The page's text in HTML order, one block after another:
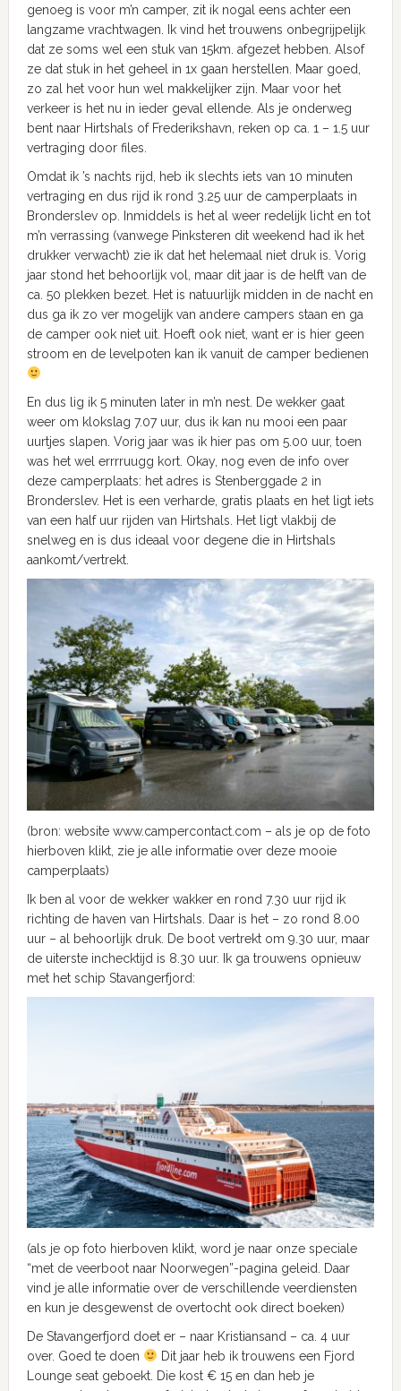
genoeg is voor m’n camper, zit ik nogal eens achter een
langzame vrachtwagen. Ik vind het trouwens onbegrijpelijk
dat ze soms wel een stuk van 15km. afgezet hebben. Alsof
ze dat stuk in het geheel in 1x gaan herstellen. Maar goed,
zo zal het voor hun wel makkelijker zijn. Maar voor het
verkeer is het nu in ieder geval ellende. Als je onderweg
bent naar Hirtshals of Frederikshavn, reken op ca. 1 – 1.5 uur
vertraging door files.
Omdat ik ’s nachts rijd, heb ik slechts iets van 10 minuten
vertraging en dus rijd ik rond 3.25 uur de camperplaats in
Bronderslev op. Inmiddels is het al weer redelijk licht en tot
m’n verrassing (vanwege Pinksteren dit weekend had ik het
drukker verwacht) zie ik dat het helemaal niet druk is. Vorig
jaar stond het behoorlijk vol, maar dit jaar is de helft van de
ca. 50 plekken bezet. Het is natuurlijk midden in de nacht en
dus ga ik zo ver mogelijk van andere campers staan en ga
de camper ook niet uit. Hoeft ook niet, want er is hier geen
stroom en de levelpoten kan ik vanuit de camper bedienen
En dus lig ik 5 minuten later in m’n nest. De wekker gaat
weer om klokslag 7.07 uur, dus ik kan nu mooi een paar
uurtjes slapen. Vorig jaar was ik hier pas om 5.00 uur, toen
was het wel errrruugg kort. Okay, nog even de info over
deze camperplaats: het adres is Stenberggade 2 in
Bronderslev. Het is een verharde, gratis plaats en het ligt iets
van een half uur rijden van Hirtshals. Het ligt vlakbij de
snelweg en is dus ideaal voor degene die in Hirtshals
aankomt/vertrekt.
(bron: website www.campercontact.com – als je op de foto
hierboven klikt, zie je alle informatie over deze mooie
camperplaats)
Ik ben al voor de wekker wakker en rond 7.30 uur rijd ik
richting de haven van Hirtshals. Daar is het – zo rond 8.00
uur – al behoorlijk druk. De boot vertrekt om 9.30 uur, maar
de uiterste inchecktijd is 8.30 uur. Ik ga trouwens opnieuw
met het schip Stavangerfjord:
(als je op foto hierboven klikt, word je naar onze speciale
“met de veerboot naar Noorwegen”-pagina geleid. Daar
vind je alle informatie over de verschillende veerdiensten
en kun je desgewenst de overtocht ook direct boeken)
De Stavangerfjord doet er – naar Kristiansand – ca. 4 uur
over. Goed te doen
Dit jaar heb ik trouwens een Fjord
Lounge seat geboekt. Die kost € 15 en dan heb je